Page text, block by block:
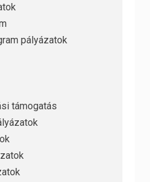
pályázatok
támogatás